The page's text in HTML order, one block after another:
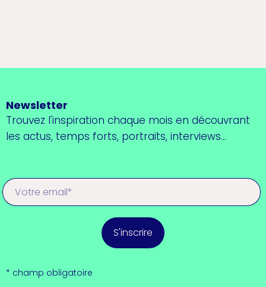
Newsletter
Trouvez l'inspiration chaque mois en découvrant
les actus, temps forts, portraits, interviews...
S'inscrire
* champ obligatoire